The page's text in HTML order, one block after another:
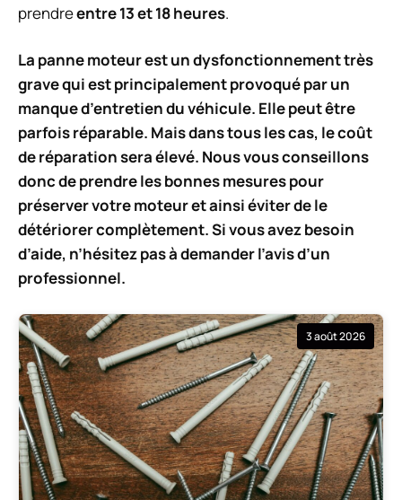
prendreentre 13 et 18 heures.
La panne moteur est un dysfonctionnement très
grave qui est principalement provoqué par un
manque d’entretien du véhicule. Elle peut être
parfois réparable. Mais dans tous les cas, le coût
de réparation sera élevé. Nous vous conseillons
donc de prendre les bonnes mesures pour
préserver votre moteur et ainsi éviter de le
détériorer complètement. Si vous avez besoin
d’aide, n’hésitez pas à demander l’avis d’un
professionnel.
3 août 2026